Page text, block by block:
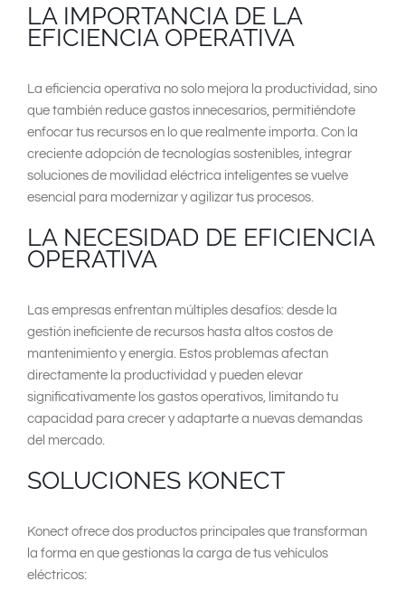
LA IMPORTANCIA DE LA
EFICIENCIA OPERATIVA
La eficiencia operativa no solo mejora la productividad, sino
que también reduce gastos innecesarios, permitiéndote
enfocar tus recursos en lo que realmente importa. Con la
creciente adopción de tecnologías sostenibles, integrar
soluciones de movilidad eléctrica inteligentes se vuelve
esencial para modernizar y agilizar tus procesos.
LA NECESIDAD DE EFICIENCIA
OPERATIVA
Las empresas enfrentan múltiples desafíos: desde la
gestión ineficiente de recursos hasta altos costos de
mantenimiento y energía. Estos problemas afectan
directamente la productividad y pueden elevar
significativamente los gastos operativos, limitando tu
capacidad para crecer y adaptarte a nuevas demandas
del mercado.
SOLUCIONES KONECT
Konect ofrece dos productos principales que transforman
la forma en que gestionas la carga de tus vehículos
eléctricos: